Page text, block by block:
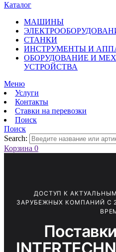
Каталог
МАШИНЫ
СТАНКИ
ИНСТРУМЕНТЫ И
ОБОРУДОВАНИЕ И
УСТРОЙСТВА
Меню
Услуги
Контакты
Ставки на перевозки
Поиск
Поиск
Search:
Корзина 0
ДОСТУП К
ЗАРУБЕЖНЫХ КОМПАНИЙ С